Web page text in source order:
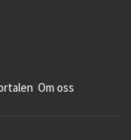
Om oss